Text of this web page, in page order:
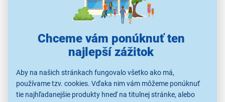
Chceme vám ponúknuť ten
najlepší zážitok
Aby na našich stránkach fungovalo všetko ako má,
používame tzv. cookies. Vďaka nim vám môžeme ponúknuť
tie najhľadanejšie produkty hneď na titulnej stránke, alebo
Zapisovateľné DVD Maxell DVD-R 4,7GB
16x 25 ks spindl
formát DVD-R
kapacita 4,7 GB
rýchlosť 16x